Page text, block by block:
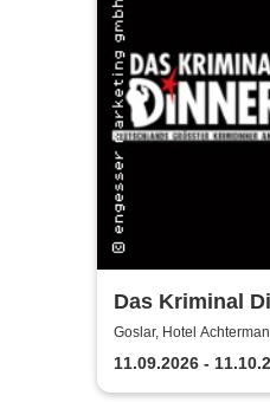
Das Kriminal
Testament à la
Goslar, Hotel
11.09.2026 -